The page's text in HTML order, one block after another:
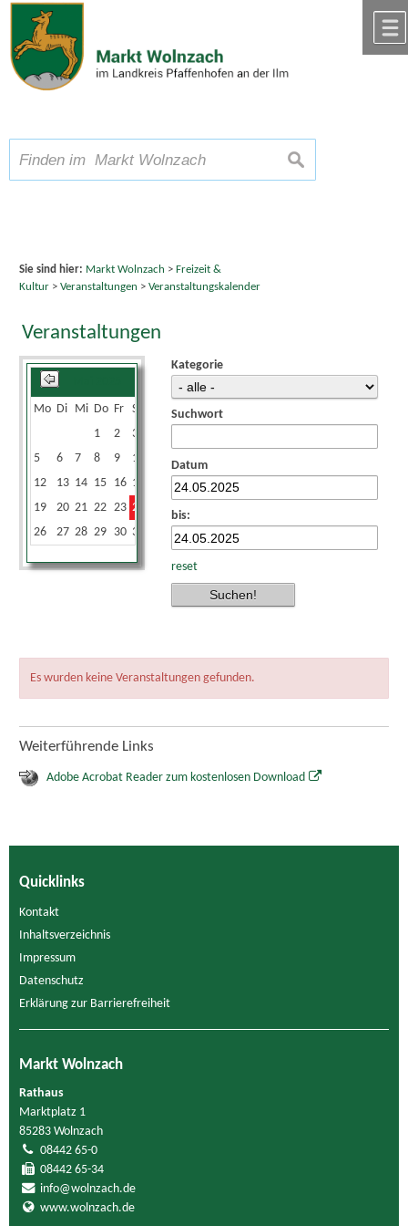
Zum Inhalt,zur Navigation
Schriftgröße A A A suchen
Sie sind hier: Markt Wolnzach > Freizeit &
Kultur> Veranstaltungen > Veranstaltungskalender
Veranstaltungen
Mo Di Mi Do Fr Sa
1
2 3
5
6 7 8 9 10
12
13 14 15 16 17
19
20 21 22 23 24
26
27 28 29 30 31
Kategorie
Suchwort
Datum
bis:
reset
Es wurden keine Veranstaltungen gefunden.
Weiterführende Links
Adobe Acrobat Reader zum kostenlosen Download
Quicklinks
Kontakt
Inhaltsverzeichnis
Impressum
Datenschutz
Erklärung zur Barrierefreiheit
Markt Wolnzach
Rathaus
Marktplatz 1
85283 Wolnzach
08442 65-0
08442 65-34
info@wolnzach.de
www.wolnzach.de